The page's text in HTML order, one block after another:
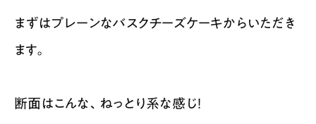
まずはプレーンなバスクチーズケーキからいただき
ます。
断面はこんな、ねっとり系な感じ！